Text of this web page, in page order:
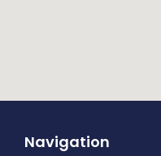
Navigation